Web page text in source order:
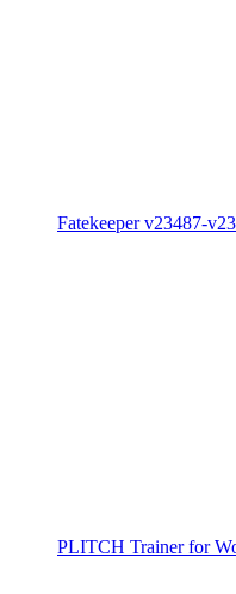
Fatekeeper v23487-
PLITCH Trainer for